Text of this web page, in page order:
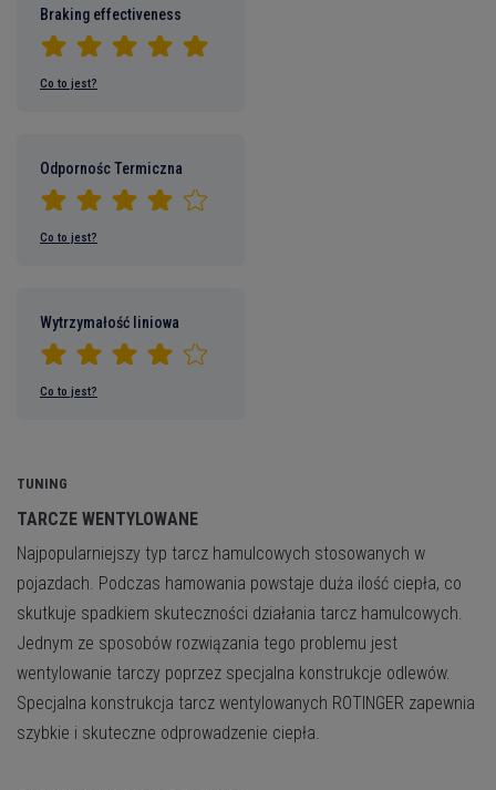
Braking effectiveness
Co to jest?
Odpornośc Termiczna
Co to jest?
Wytrzymałość liniowa
Co to jest?
TUNING
TARCZE WENTYLOWANE
Najpopularniejszy typ tarcz hamulcowych stosowanych w
pojazdach. Podczas hamowania powstaje duża ilość ciepła, co
skutkuje spadkiem skuteczności działania tarcz hamulcowych.
Jednym ze sposobów rozwiązania tego problemu jest
wentylowanie tarczy poprzez specjalna konstrukcje odlewów.
Specjalna konstrukcja tarcz wentylowanych ROTINGER zapewnia
szybkie i skuteczne odprowadzenie ciepła.